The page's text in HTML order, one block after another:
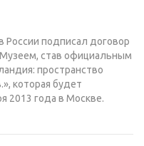
России подписал договор
став официальным
пространство
которая будет
2013 года в Москве.